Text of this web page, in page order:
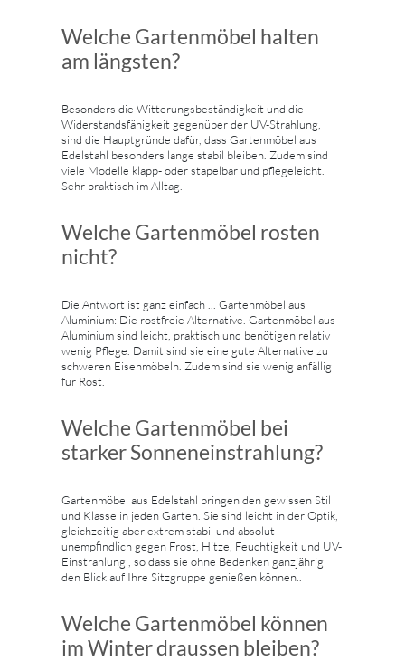
Welche Gartenmöbel halten
am längsten?
Besonders die Witterungsbeständigkeit und die
Widerstandsfähigkeit gegenüber der UV-Strahlung,
sind die Hauptgründe dafür, dass Gartenmöbel aus
Edelstahl besonders lange stabil bleiben. Zudem sind
viele Modelle klapp- oder stapelbar und pflegeleicht.
Sehr praktisch im Alltag.
Welche Gartenmöbel rosten
nicht?
Die Antwort ist ganz einfach ... Gartenmöbel aus
Aluminium: Die rostfreie Alternative. Gartenmöbel aus
Aluminium sind leicht, praktisch und benötigen relativ
wenig Pflege. Damit sind sie eine gute Alternative zu
schweren Eisenmöbeln. Zudem sind sie wenig anfällig
für Rost.
Welche Gartenmöbel bei
starker Sonneneinstrahlung?
Gartenmöbel aus Edelstahl bringen den gewissen Stil
und Klasse in jeden Garten. Sie sind leicht in der Optik,
gleichzeitig aber extrem stabil und absolut
unempfindlich gegen Frost, Hitze, Feuchtigkeit und UV-
Einstrahlung , so dass sie ohne Bedenken ganzjährig
den Blick auf Ihre Sitzgruppe genießen können..
Welche Gartenmöbel können
im Winter draussen bleiben?